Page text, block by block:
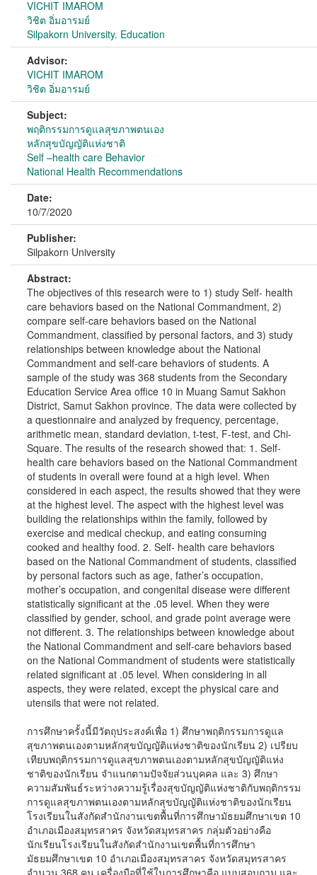
VICHIT IMAROM
วิชิต อิ่มอารมย์
Silpakorn University. Education
Advisor:
VICHIT IMAROM
วิชิต อิ่มอารมย์
Subject:
พฤติกรรมการดูแลสุขภาพตนเอง
หลักสุขบัญญัติแห่งชาติ
Self –health care Behavior
National Health Recommendations
Date:
10/7/2020
Publisher:
Silpakorn University
Abstract:
The objectives of this research were to 1) study Self- health
care behaviors based on the National Commandment, 2)
compare self-care behaviors based on the National
Commandment, classified by personal factors, and 3) study
relationships between knowledge about the National
Commandment and self-care behaviors of students. A
sample of the study was 368 students from the Secondary
Education Service Area office 10 in Muang Samut Sakhon
District, Samut Sakhon province. The data were collected by
a questionnaire and analyzed by frequency, percentage,
arithmetic mean, standard deviation, t-test, F-test, and Chi-
Square. The results of the research showed that: 1. Self-
health care behaviors based on the National Commandment
of students in overall were found at a high level. When
considered in each aspect, the results showed that they were
at the highest level. The aspect with the highest level was
building the relationships within the family, followed by
exercise and medical checkup, and eating consuming
cooked and healthy food. 2. Self- health care behaviors
based on the National Commandment of students, classified
by personal factors such as age, father’s occupation,
mother’s occupation, and congenital disease were different
statistically significant at the .05 level. When they were
classified by gender, school, and grade point average were
not different. 3. The relationships between knowledge about
the National Commandment and self-care behaviors based
on the National Commandment of students were statistically
related significant at .05 level. When considering in all
aspects, they were related, except the physical care and
utensils that were not related.
การศึกษาครั้งนี้มีวัตถุประสงค์เพื่อ 1) ศึกษาพฤติกรรมการดูแล
สุขภาพตนเองตามหลักสุขบัญญัติแห่งชาติของนักเรียน 2) เปรียบ
เทียบพฤติกรรมการดูแลสุขภาพตนเองตามหลักสุขบัญญัติแห่ง
ชาติของนักเรียน จำแนกตามปัจจัยส่วนบุคคล และ 3) ศึกษา
ความสัมพันธ์ระหว่างความรู้เรื่องสุขบัญญัติแห่งชาติกับพฤติกรรม
การดูแลสุขภาพตนเองตามหลักสุขบัญญัติแห่งชาติของนักเรียน
โรงเรียนในสังกัดสำนักงานเขตพื้นที่การศึกษามัธยมศึกษาเขต 10
อำเภอเมืองสมุทรสาคร จังหวัดสมุทรสาคร กลุ่มตัวอย่างคือ
นักเรียนโรงเรียนในสังกัดสำนักงานเขตพื้นที่การศึกษา
มัธยมศึกษาเขต 10 อำเภอเมืองสมุทรสาคร จังหวัดสมุทรสาคร
จำนวน 368 คน เครื่องมือที่ใช้ในการศึกษาคือ แบบสอบถาม และ